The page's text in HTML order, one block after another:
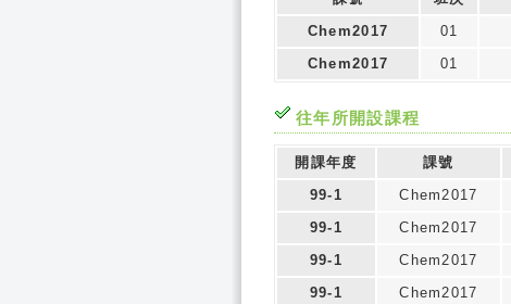
Chem2017
01
Chem2017
01
往年所開設課程
開課年度 課號
99-1
Chem2017
99-1
Chem2017
99-1
Chem2017
99-1
Chem2017